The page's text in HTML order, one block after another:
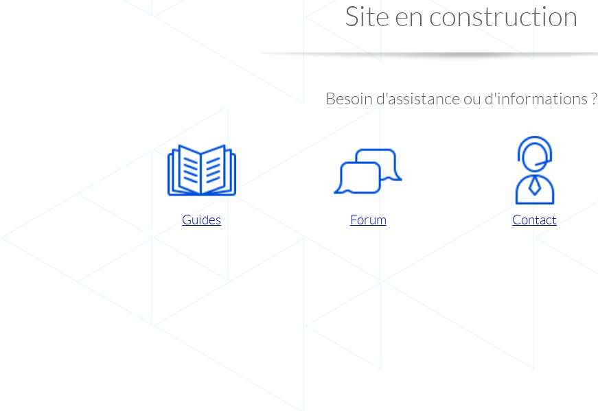
Site en construction
Besoin d'assistance ou d'informations ?
Guides Forum Contact